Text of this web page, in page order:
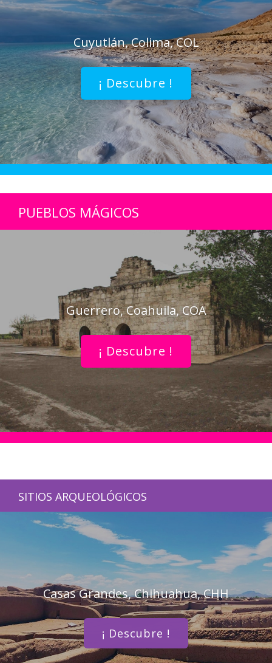
Cuyutlán, Colima, COL
¡ Descubre !
PUEBLOS MÁGICOS
Guerrero, Coahuila, COA
¡ Descubre !
SITIOS ARQUEOLÓGICOS
Casas Grandes, Chihuahua, CHH
¡ Descubre !